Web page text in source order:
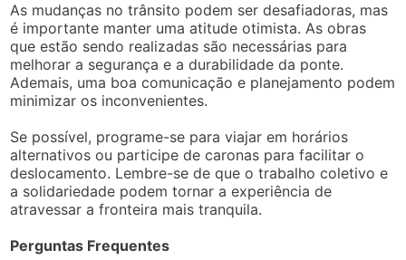
As mudanças no trânsito podem ser desafiadoras, mas
é importante manter uma atitude otimista. As obras
que estão sendo realizadas são necessárias para
melhorar a segurança e a durabilidade da ponte.
Ademais, uma boa comunicação e planejamento podem
minimizar os inconvenientes.
Se possível, programe-se para viajar em horários
alternativos ou participe de caronas para facilitar o
deslocamento. Lembre-se de que o trabalho coletivo e
a solidariedade podem tornar a experiência de
atravessar a fronteira mais tranquila.
Perguntas Frequentes